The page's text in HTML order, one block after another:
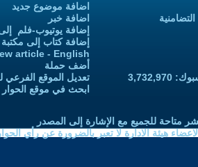
اضافة موضوع جديد
اضافة خبر
إضافة يوتيوب-فلم
إضافة كتاب إلى مكتبة
article - English
أضف حملة
تعديل الموقع الفرعي
ابحث في موقع الحوار
متاحة للجميع مع الإشارة إلى المصدر
هيئة الادارة لا تعبر بالضرورة عن رأي